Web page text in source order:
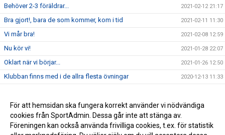
Behöver 2-3 föräldrar... 2021-02-12 21:17
Bra gjort!, bara de som kommer, kom i tid 2021-02-11 11:30
Vi mår bra! 2021-02-08 12:59
Nu kör vi! 2021-01-28 22:07
Oklart när vi börjar... 2021-01-26 12:50
Klubban finns med i de allra flesta övningar 2020-12-13 11:33
Startdatumet är nu på plats 2020-11-27 21:17
Hockeyskolan börjar snart 2020-11-25 12:52
För att hemsidan ska fungera korrekt använder vi nödvändiga
cookies från SportAdmin. Dessa går inte att stänga av.
Föreningen kan också använda frivilliga cookies, t.ex. för statistik